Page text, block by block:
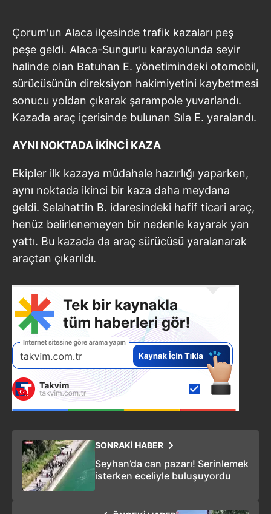
Çorum'un Alaca ilçesinde trafik kazaları peş
peşe geldi. Alaca-Sungurlu karayolunda seyir
halinde olan Batuhan E. yönetimindeki otomobil,
sürücüsünün direksiyon hakimiyetini kaybetmesi
sonucu yoldan çıkarak şarampole yuvarlandı.
Kazada araç içerisinde bulunan Sıla E. yaralandı.
AYNI NOKTADA İKİNCİ KAZA
Ekipler ilk kazaya müdahale hazırlığı yaparken,
aynı noktada ikinci bir kaza daha meydana
geldi. Selahattin B. idaresindeki hafif ticari araç,
henüz belirlenemeyen bir nedenle kayarak yan
yattı. Bu kazada da araç sürücüsü yaralanarak
araçtan çıkarıldı.
SONRAKİ HABER
Seyhan’da can pazarı! Serinlemek
isterken eceliyle buluşuyordu